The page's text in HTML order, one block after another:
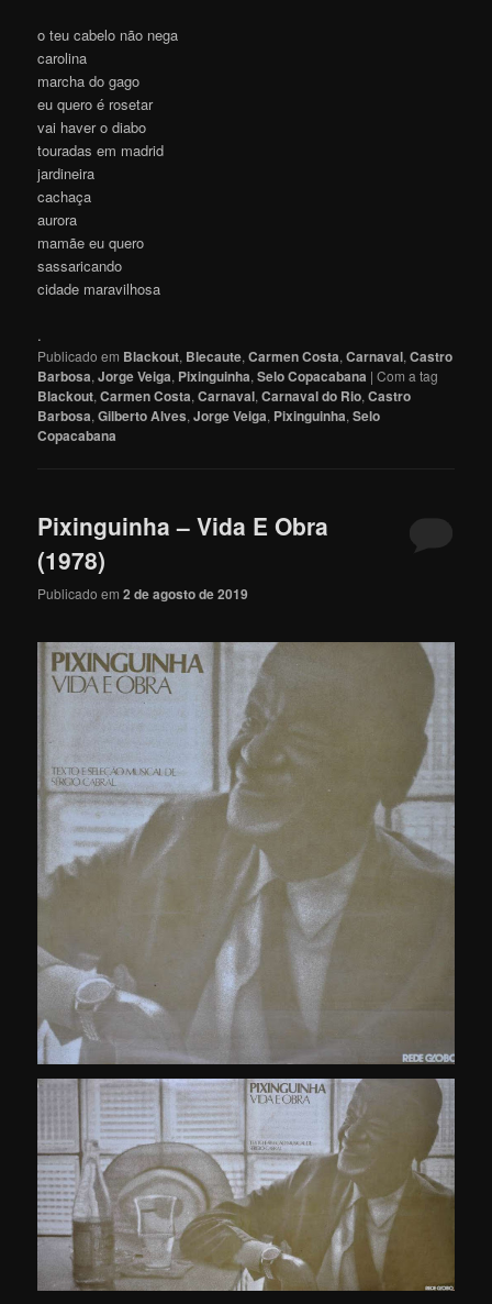
o teu cabelo não nega
carolina
marcha do gago
eu quero é rosetar
vai haver o diabo
touradas em madrid
jardineira
cachaça
aurora
mamãe eu quero
sassaricando
cidade maravilhosa
.
Publicado em Blackout, Blecaute,Carmen Costa,Carnaval,Castro
Barbosa,Jorge Veiga, Pixinguinha,Selo Copacabana |Com a tag
Blackout,Carmen Costa,Carnaval,Carnaval do Rio,Castro
Barbosa,Gilberto Alves,Jorge Veiga, Pixinguinha,Selo
Copacabana
Pixinguinha – Vida E Obra
(1978)
Publicado em2 de agosto de 2019